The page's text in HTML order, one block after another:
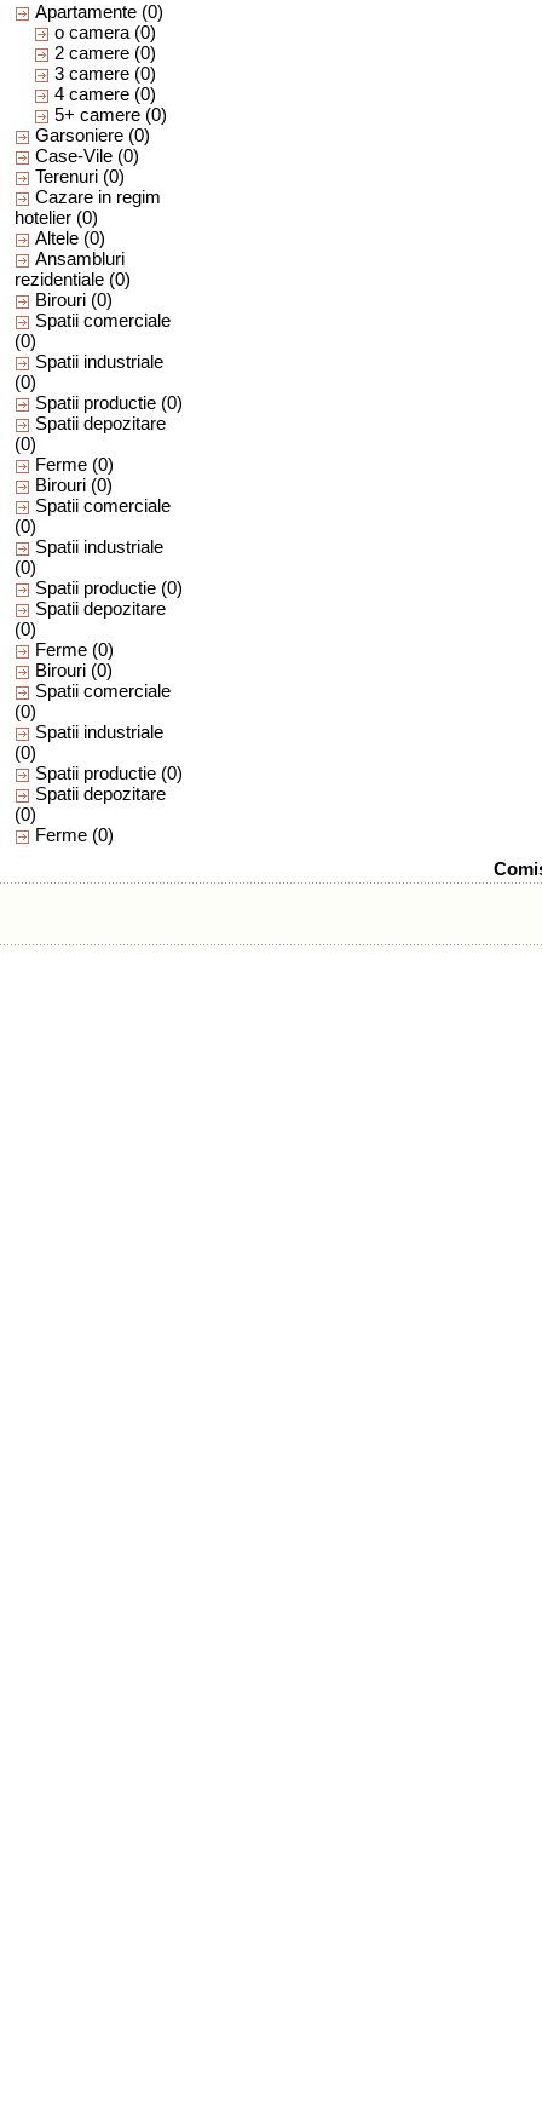
Apartamente (0)
o camera (0)
2 camere (0)
3 camere (0)
4 camere (0)
5+ camere (0)
Garsoniere (0)
Case-Vile (0)
Terenuri (0)
Cazare in regim
hotelier (0)
Altele (0)
Ansambluri
rezidentiale (0)
Birouri (0)
Spatii comerciale
(0)
Spatii industriale
(0)
Spatii productie (0)
Spatii depozitare
(0)
Ferme (0)
Birouri (0)
Spatii comerciale
(0)
Spatii industriale
(0)
Spatii productie (0)
Spatii depozitare
(0)
Ferme (0)
Birouri (0)
Spatii comerciale
(0)
Spatii industriale
(0)
Spatii productie (0)
Spatii depozitare
(0)
Ferme (0)